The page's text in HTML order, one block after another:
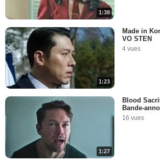
1:38
1:23
Made in
VO STEN
4 vues
1:27
Blood
Bande-
16 vues